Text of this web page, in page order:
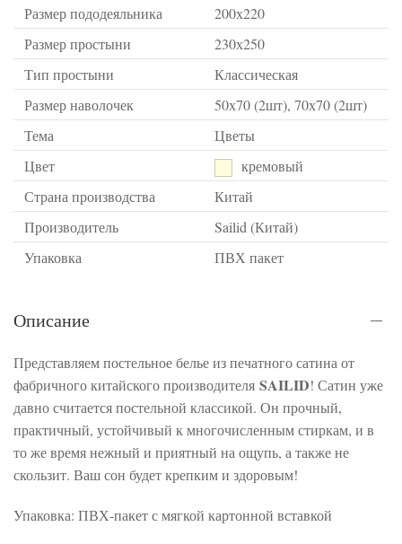
Размер пододеяльника
200х220
Размер простыни
230х250
Тип простыни
Классическая
Размер наволочек
50х70 (2шт), 70х70 (2шт)
Тема
Цветы
Цвет
кремовый
Страна производства
Китай
Производитель
Sailid (Китай)
Упаковка
ПВХ пакет
Описание
Представляем постельное белье из печатного сатина от
фабричного китайского производителя SAILID! Сатин уже
давно считается постельной классикой. Он прочный,
практичный, устойчивый к многочисленным стиркам, и в
то же время нежный и приятный на ощупь, а также не
скользит. Ваш сон будет крепким и здоровым!
Упаковка: ПВХ-пакет с мягкой картонной вставкой